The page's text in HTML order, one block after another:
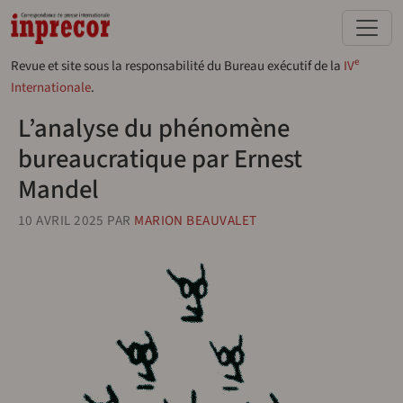
Aller au contenu principal
Revue et site sous la responsabilité du Bureau exécutif de la IVe
Internationale.
L’analyse du phénomène
bureaucratique par Ernest
Mandel
10 AVRIL 2025 PAR MARION BEAUVALET